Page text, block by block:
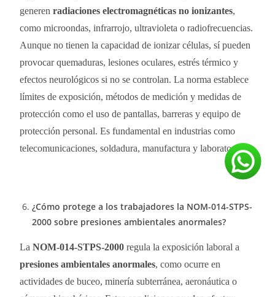
generenradiaciones electromagnéticas no ionizantes,
como microondas, infrarrojo, ultravioleta o radiofrecuencias.
Aunque no tienen la capacidad de ionizar células, sí pueden
provocar quemaduras, lesiones oculares, estrés térmico y
efectos neurológicos si no se controlan. La norma establece
límites de exposición, métodos de medición y medidas de
protección como el uso de pantallas, barreras y equipo de
protección personal. Es fundamental en industrias como
telecomunicaciones, soldadura, manufactura y laboratorios.
¿Cómo protege a los trabajadores la NOM-014-STPS-
2000 sobre presiones ambientales anormales?
LaNOM-014-STPS-2000 regula la exposición laboral a
presiones ambientales anormales, como ocurre en
actividades de buceo, minería subterránea, aeronáutica o